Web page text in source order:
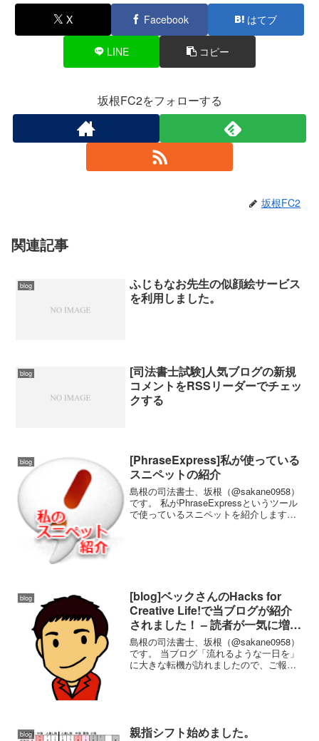
X Facebook はてブ
LINE コピー
坂根FC2をフォローする
坂根FC2
関連記事
blog
ふじもなお先生の似顔絵サービス
を利用しました。
blog
[司法書士試験]人気ブログの新規
コメントをRSSリーダーでチェッ
クする
blog
[PhraseExpress]私が使っている
スニペットの紹介
島根の司法書士、坂根（@sakane0958）
です。 私がPhraseExpressというツール
で使っているスニペットを紹介します。
blog
[blog]ベックさんのHacks for
Creative Life!で当ブログが紹介
されました！ – 読者が一気に増え
てその影響力に驚くなど
島根の司法書士、坂根（@sakane0958）
です。 当ブログ「流れるような一日を」
に大きな転機が訪れましたので、ご報告
blog 親指シフト始めました。